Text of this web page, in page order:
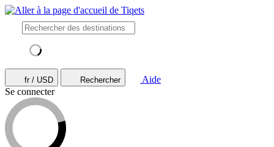
fr / USD Rechercher
Aide
Se connecter